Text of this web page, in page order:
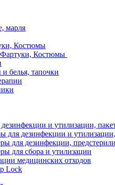
марля
Костюмы
Костюмы
белья, тапочки
и утилизации,
для дезинфекции и
для дезинфекции,
для сбора и утилизации
медицинских отходов
Lock